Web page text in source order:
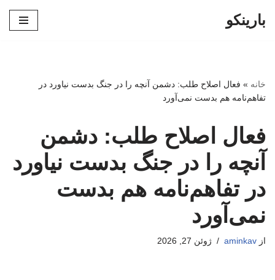
بارینکو
خانه » فعال اصلاح طلب: دشمن آنچه را در جنگ بدست نیاورد در
تفاهم‌نامه هم بدست نمی‌آورد
فعال اصلاح طلب: دشمن
آنچه را در جنگ بدست نیاورد
در تفاهم‌نامه هم بدست
نمی‌آورد
از aminkav ژوئن 27, 2026